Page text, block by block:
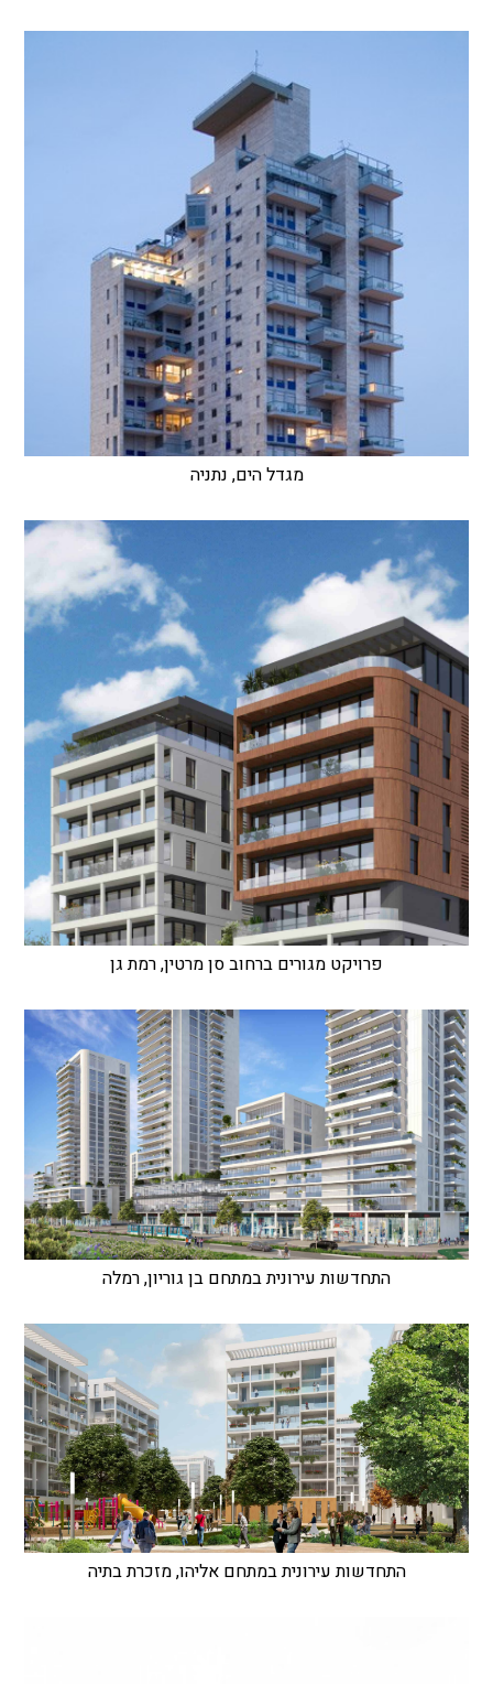
מגדל הים, נתניה
פרויקט מגורים ברחוב סן מרטין, רמת גן
התחדשות עירונית במתחם בן גוריון, רמלה
התחדשות עירונית במתחם אליהו, מזכרת בתיה